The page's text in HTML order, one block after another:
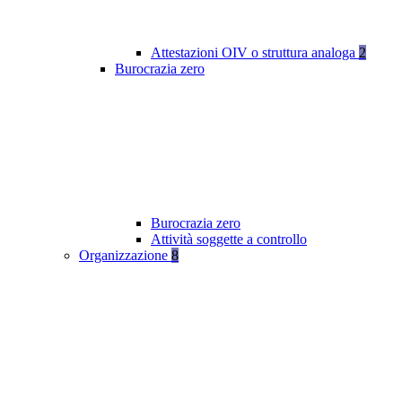
Attestazioni OIV o struttura analoga 2
Burocrazia zero
Burocrazia zero
Attività soggette a controllo
Organizzazione 8